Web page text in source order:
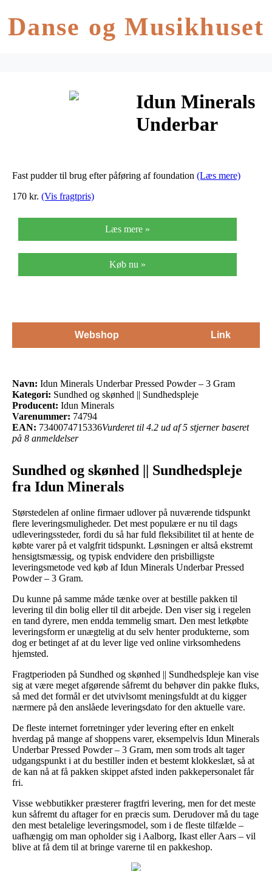
Danse og Musikhuset
Idun Minerals
Underbar
Powder – 3
Fast pudder til brug efter påføring af foundation (Læs mere)
170 kr. (Vis fragtpris)
Læs mere »
Køb nu »
Webshop Link
Navn: Idun Minerals Underbar Pressed Powder – 3 Gram
Kategori: Sundhed og skønhed || Sundhedspleje
Producent: Idun Minerals
Varenummer: 74794
EAN: 7340074715336Vurderet til 4.2 ud af 5 stjerner baseret
på 8 anmeldelser
Sundhed og skønhed || Sundhedspleje
fra Idun Minerals
Størstedelen af online firmaer udlover på nuværende tidspunkt
flere leveringsmuligheder. Det mest populære er nu til dags
udleveringssteder, fordi du så har fuld fleksibilitet til at hente de
købte varer på et valgfrit tidspunkt. Løsningen er altså ekstremt
hensigtsmæssig, og typisk endvidere den prisbilligste
leveringsmetode ved køb af Idun Minerals Underbar Pressed
Powder – 3 Gram.
Du kunne på samme måde tænke over at bestille pakken til
levering til din bolig eller til dit arbejde. Den viser sig i regelen
en tand dyrere, men endda temmelig smart. Den mest letkøbte
leveringsform er unægtelig at du selv henter produkterne, som
dog er betinget af at du lever lige ved online virksomhedens
hjemsted.
Fragtperioden på Sundhed og skønhed || Sundhedspleje kan vise
sig at være meget afgørende såfremt du behøver din pakke fluks,
så med det formål er det utvivlsomt meningsfuldt at du kigger
nærmere på den anslåede leveringsdato for den aktuelle vare.
De fleste internet forretninger yder levering efter en enkelt
hverdag på mange af shoppens varer, eksempelvis Idun Minerals
Underbar Pressed Powder – 3 Gram, men som trods alt tager
udgangspunkt i at du bestiller inden et bestemt klokkeslæt, så at
de kan nå at få pakken skippet afsted inden pakkepersonalet får
fri.
Visse webbutikker præsterer fragtfri levering, men for det meste
kun såfremt du aftager for en præcis sum. Derudover må du tage
den mest betalelige leveringsmodel, som i de fleste tilfælde –
uafhængig om man opholder sig i Aalborg, Ikast eller Aars – vil
blive at få dem til at bringe varerne til en pakkeshop.